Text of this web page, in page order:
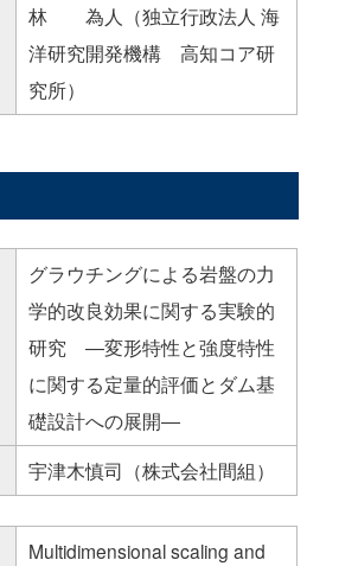
林 為人（独立行政法人 海
洋研究開発機構 高知コア研
究所）
グラウチングによる岩盤の力
学的改良効果に関する実験的
研究 ―変形特性と強度特性
に関する定量的評価とダム基
礎設計への展開―
宇津木慎司（株式会社間組）
Multidimensional scaling and